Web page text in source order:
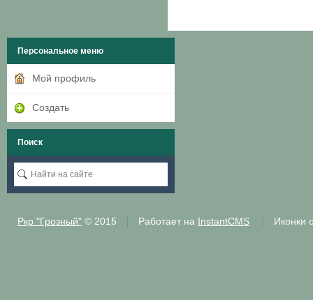
Персональное меню
Мой профиль
Создать
Поиск
Ркр "Грозный"© 2015 Работает на InstantCMS Иконки